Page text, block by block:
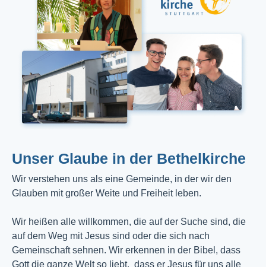
Unser Glaube in der Bethelkirche
Wir verstehen uns als eine Gemeinde, in der wir den
Glauben mit großer Weite und Freiheit leben.
Wir heißen alle willkommen, die auf der Suche sind, die
auf dem Weg mit Jesus sind oder die sich nach
Gemeinschaft sehnen. Wir erkennen in der Bibel, dass
Gott die ganze Welt so liebt, dass er Jesus für uns alle